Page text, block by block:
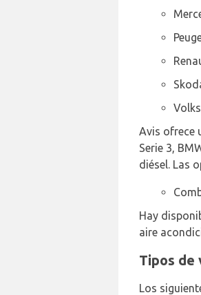
Avis ofrece
Serie 3,
diésel. Las
Hay
aire
Tipos de
Los